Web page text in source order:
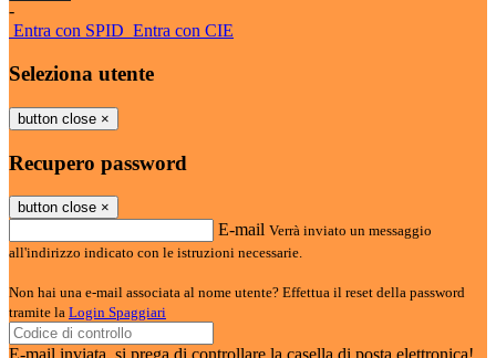
-
Entra con SPID Entra con CIE
Seleziona utente
button close ×
Recupero password
button close ×
E-mail Verrà inviato un messaggio
all'indirizzo indicato con le istruzioni necessarie.
Non hai una e-mail associata al nome utente? Effettua il reset della password
tramite la Login Spaggiari